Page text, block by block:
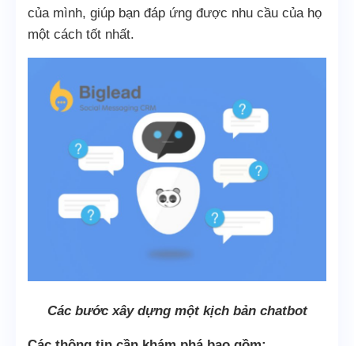
của mình, giúp bạn đáp ứng được nhu cầu của họ
một cách tốt nhất.
Các bước xây dựng một kịch bản chatbot